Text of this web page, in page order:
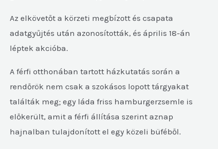
Az elkövetőt a körzeti megbízott és csapata
adatgyűjtés után azonosították, és április 18-án
léptek akcióba.
A férfi otthonában tartott házkutatás során a
rendőrök nem csak a szokásos lopott tárgyakat
találták meg; egy láda friss hamburgerzsemle is
előkerült, amit a férfi állítása szerint aznap
hajnalban tulajdonított el egy közeli büféből.